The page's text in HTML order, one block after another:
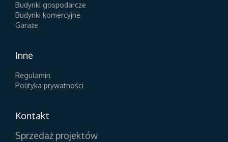
Budynki gospodarcze
Budynki komercyjne
Garaże
Inne
Regulamin
Polityka prywatności
Kontakt
Sprzedaż projektów